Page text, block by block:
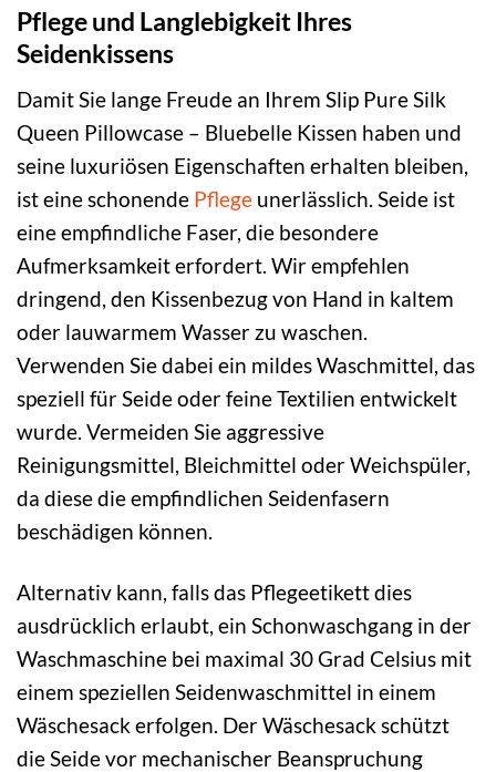
Pflege und Langlebigkeit Ihres
Seidenkissens
Damit Sie lange Freude an Ihrem Slip Pure Silk
Queen Pillowcase – Bluebelle Kissen haben und
seine luxuriösen Eigenschaften erhalten bleiben,
ist eine schonende Pflege unerlässlich. Seide ist
eine empfindliche Faser, die besondere
Aufmerksamkeit erfordert. Wir empfehlen
dringend, den Kissenbezug von Hand in kaltem
oder lauwarmem Wasser zu waschen.
Verwenden Sie dabei ein mildes Waschmittel, das
speziell für Seide oder feine Textilien entwickelt
wurde. Vermeiden Sie aggressive
Reinigungsmittel, Bleichmittel oder Weichspüler,
da diese die empfindlichen Seidenfasern
beschädigen können.
Alternativ kann, falls das Pflegeetikett dies
ausdrücklich erlaubt, ein Schonwaschgang in der
Waschmaschine bei maximal 30 Grad Celsius mit
einem speziellen Seidenwaschmittel in einem
Wäschesack erfolgen. Der Wäschesack schützt
die Seide vor mechanischer Beanspruchung